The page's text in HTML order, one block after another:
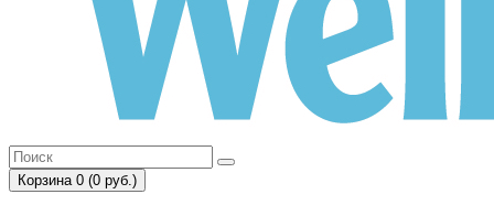
Корзина 0 (0 руб.)